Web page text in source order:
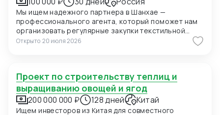
Мы ищем надежного партнера в Шанхае —
профессионального агента, который поможет нам
организовать регулярные закупки текстильной
продукции и фурнитуры в Китае. В ближайшее время
мы планируем приехать в Шанхай для личных встреч
и поиск подходящих фабрик. Конкретно сейчас нас
интересуют позиции: 1. Вешалки пластиковые для
мужских костюмов с возможностью нанесения
логотипа (брендирование). Сегмент —
Открыто 20 июля 2026
Проект по строительству теплиц и
выращиванию овощей и ягод
200 000 000 ₽ 128 дней Китай
Ищем инвесторов из Китая для совместного